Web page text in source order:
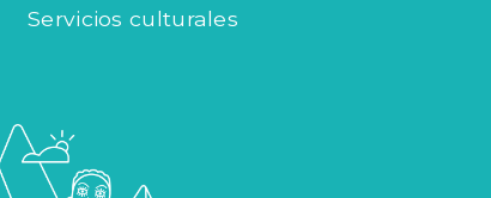
Servicios culturales